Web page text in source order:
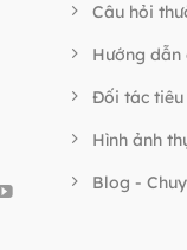
Câu hỏi
Hướng dẫn
Đối tác tiêu
Hình ảnh
Blog -